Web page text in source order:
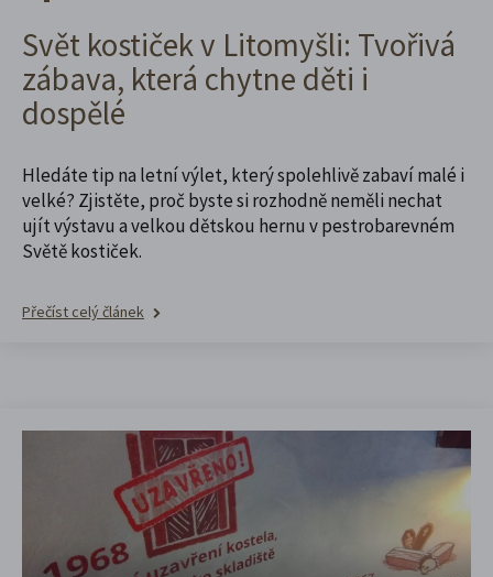
Svět kostiček v Litomyšli: Tvořivá
zábava, která chytne děti i
dospělé
Hledáte tip na letní výlet, který spolehlivě zabaví malé i
velké? Zjistěte, proč byste si rozhodně neměli nechat
ujít výstavu a velkou dětskou hernu v pestrobarevném
Světě kostiček.
Přečíst celý článek